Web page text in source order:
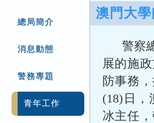
總局簡介
消息動態
警務專題
青年工作
澳門大
警察
展的施
防事務
(18)日，
冰主任